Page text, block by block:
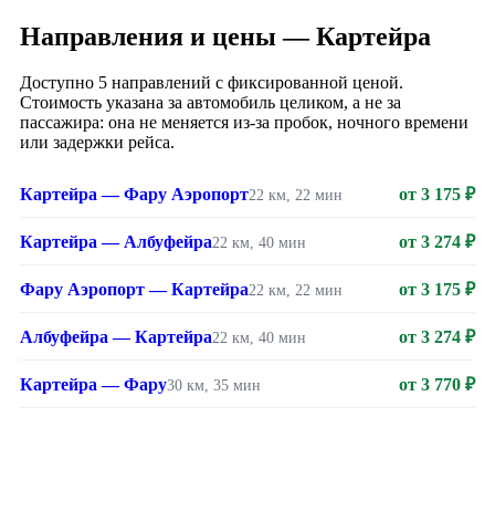
Направления и цены — Картейра
Доступно 5 направлений с фиксированной ценой.
Стоимость указана за автомобиль целиком, а не за
пассажира: она не меняется из-за пробок, ночного времени
или задержки рейса.
Картейра — Фару Аэропорт22 км, 22 мин от 3 175 ₽
Картейра — Албуфейра22 км, 40 мин от 3 274 ₽
Фару Аэропорт — Картейра22 км, 22 мин от 3 175 ₽
Албуфейра — Картейра22 км, 40 мин от 3 274 ₽
Картейра — Фару30 км, 35 мин от 3 770 ₽